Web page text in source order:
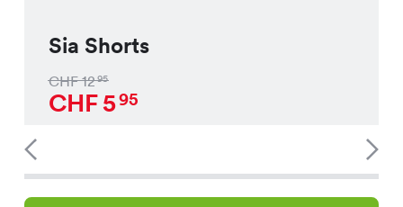
Sia Shorts
CHF1295
CHF595